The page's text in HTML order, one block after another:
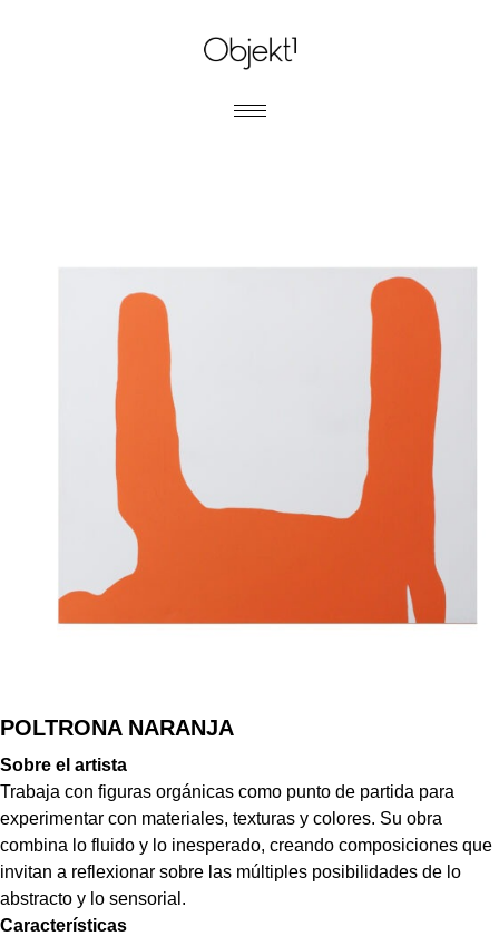
POLTRONA NARANJA
Sobre el artista
Trabaja con figuras orgánicas como punto de partida para
experimentar con materiales, texturas y colores. Su obra
combina lo fluido y lo inesperado, creando composiciones que
invitan a reflexionar sobre las múltiples posibilidades de lo
abstracto y lo sensorial.
Características